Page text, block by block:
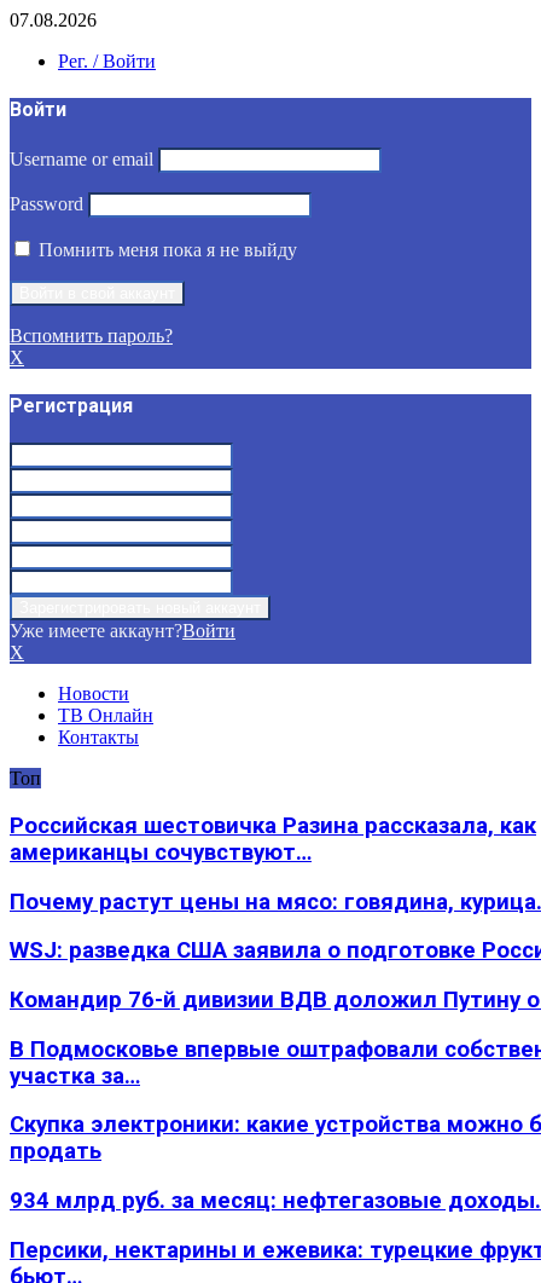
07.08.2026
Рег. / Войти
Войти
Username or email
Password
Помнить меня пока я не выйду
Вспомнить пароль?
X
Регистрация
Уже имеете аккаунт?Войти
X
Новости
ТВ Онлайн
Контакты
Топ
Российская шестовичка Разина рассказала, как
американцы сочувствуют…
Почему растут цены на мясо: говядина,
WSJ: разведка США заявила о подготовке
Командир 76-й дивизии ВДВ доложил Путину
В Подмосковье впервые оштрафовали
участка за…
Скупка электроники: какие устройства можно
продать
934 млрд руб. за месяц: нефтегазовые
Персики, нектарины и ежевика: турецкие
бьют…